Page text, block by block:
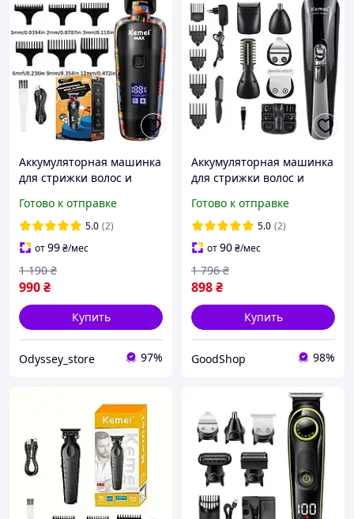
Аккумуляторная машинка
для стрижки волос и
MAX5090 Graffiti
Готово к отправке
5.0 (2)
от99₴/мес
990₴
1 190 ₴
Купить
Odyssey_store 97%
Аккумуляторная машинка
для стрижки волос и
профессиональный
триммер с насадками для
мужской и домашней
стрижки
Готово к отправке
5.0 (2)
от90₴/мес
898₴
1 796 ₴
Купить
GoodShop 98%